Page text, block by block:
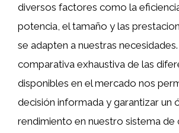
diversos factores como la
potencia, el tamaño y las
se adapten a nuestras
comparativa exhaustiva de las
disponibles en el mercado nos
decisión informada y garantizar un
rendimiento en nuestro sistema de